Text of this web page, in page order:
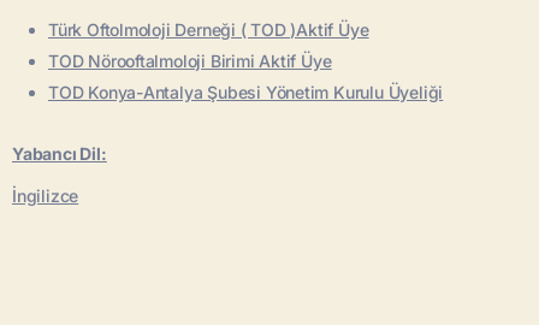
Türk Oftolmoloji Derneği ( TOD )Aktif Üye
TOD Nörooftalmoloji Birimi Aktif Üye
TOD Konya-Antalya Şubesi Yönetim Kurulu Üyeliği
Yabancı Dil:
İngilizce